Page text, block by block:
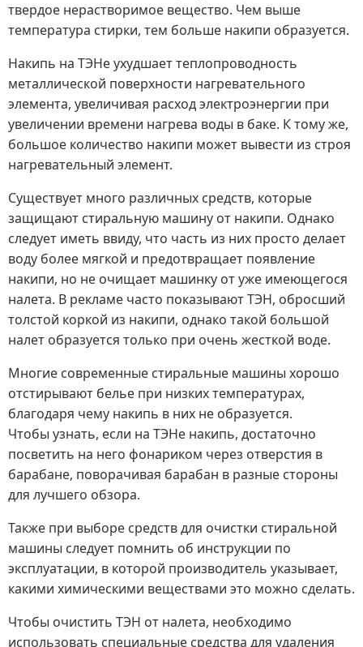
твердое нерастворимое вещество. Чем выше
температура стирки, тем больше накипи образуется.
Накипь на ТЭНе ухудшает теплопроводность
металлической поверхности нагревательного
элемента, увеличивая расход электроэнергии при
увеличении времени нагрева воды в баке. К тому же,
большое количество накипи может вывести из строя
нагревательный элемент.
Существует много различных средств, которые
защищают стиральную машину от накипи. Однако
следует иметь ввиду, что часть из них просто делает
воду более мягкой и предотвращает появление
накипи, но не очищает машинку от уже имеющегося
налета. В рекламе часто показывают ТЭН, обросший
толстой коркой из накипи, однако такой большой
налет образуется только при очень жесткой воде.
Многие современные стиральные машины хорошо
отстирывают белье при низких температурах,
благодаря чему накипь в них не образуется.
Чтобы узнать, если на ТЭНе накипь, достаточно
посветить на него фонариком через отверстия в
барабане, поворачивая барабан в разные стороны
для лучшего обзора.
Также при выборе средств для очистки стиральной
машины следует помнить об инструкции по
эксплуатации, в которой производитель указывает,
какими химическими веществами это можно сделать.
Чтобы очистить ТЭН от налета, необходимо
использовать специальные средства для удаления